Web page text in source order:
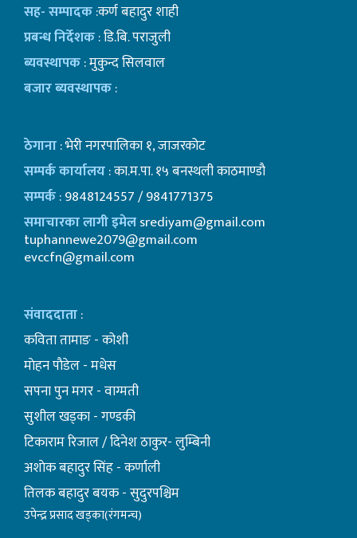
सह- सम्पादक:कर्ण बहादुर शाही
प्रबन्ध निर्देशक: डि.बि. पराजुली
ब्यवस्थापक: मुकुन्द सिलवाल
बजार ब्यवस्थापक:
ठेगाना: भेरी नगरपालिका १, जाजरकोट
सम्पर्क कार्यालय: का.म.पा. १५ बनस्थली काठमाण्डाै
सम्पर्क: 9848124557 / 9841771375
समाचारका लागी इमेलsrediyam@gmail.com
tuphannewe2079@gmail.com
evccfn@gmail.com
संवाददाता:
कविता तामाङ - कोशी
माेहन पाैडेल - मधेस
सपना पुन मगर - वाग्मती
सुशील खड्का - गण्डकी
टिकाराम रिजाल / दिनेश ठाकुर- लुम्बिनी
अशाेक बहादुर सिंह - कर्णाली
तिलक बहादुर बयक - सुदुरपश्चिम
उपेन्द्र प्रसाद खड्का(रंगमन्च)